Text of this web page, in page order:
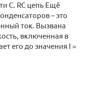
C. RC цепь Ещё
– это
ток. Вызвана
включенная в
его до значения I =